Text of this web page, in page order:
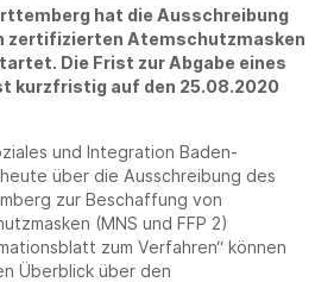
hat die Ausschreibung
zertifizierten Atemschutzmasken
Die Frist zur Abgabe eines
kurzfristig auf den 25.08.2020
und Integration Baden-
über die Ausschreibung des
zur Beschaffung von
(MNS und FFP 2)
zum Verfahren“ können
Überblick über den